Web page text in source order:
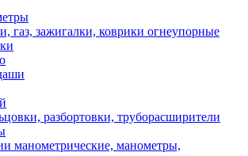
газ, зажигалки, коврики огнеупорные
разбортовки, труборасширители
манометрические, манометры,